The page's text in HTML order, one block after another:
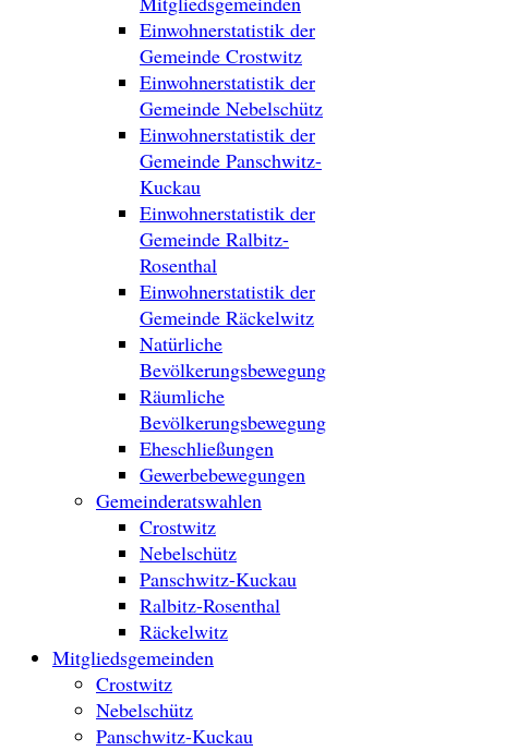
Einwohnerstatistik der
Gemeinde Crostwitz
Einwohnerstatistik der
Gemeinde Nebelschütz
Einwohnerstatistik der
Gemeinde Panschwitz-
Kuckau
Einwohnerstatistik der
Gemeinde Ralbitz-
Rosenthal
Einwohnerstatistik der
Gemeinde Räckelwitz
Natürliche
Bevölkerungsbewegung
Räumliche
Bevölkerungsbewegung
Eheschließungen
Gewerbebewegungen
Gemeinderatswahlen
Crostwitz
Nebelschütz
Panschwitz-Kuckau
Ralbitz-Rosenthal
Räckelwitz
Mitgliedsgemeinden
Crostwitz
Nebelschütz
Panschwitz-Kuckau